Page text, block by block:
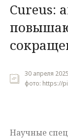
Наука
Культура
Общество
Мнения
Cureus:
30 апреля
фото: https://
Научные